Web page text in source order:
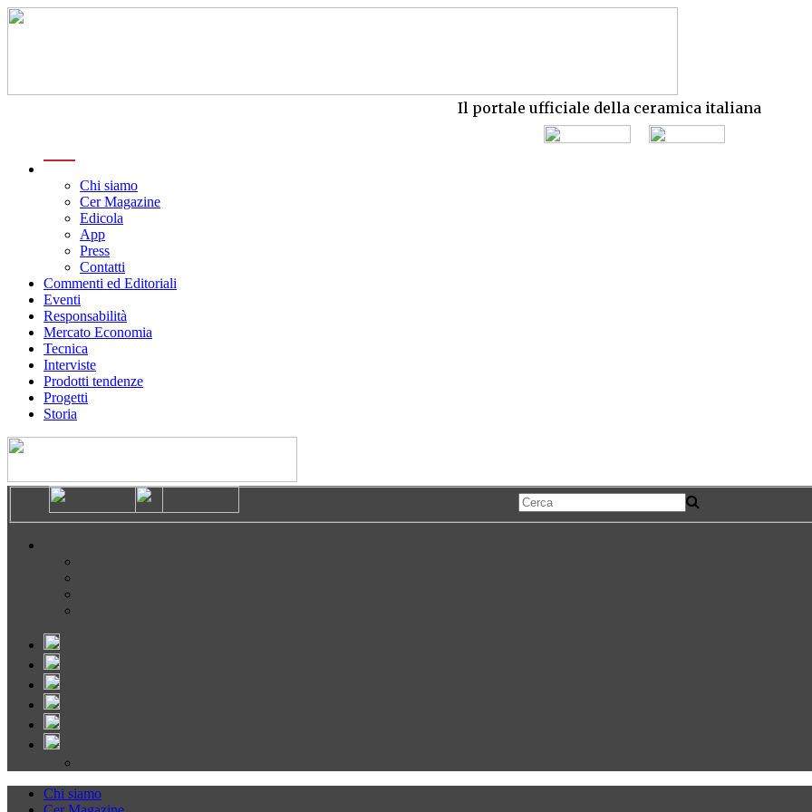
Il portale ufficiale della ceramica italiana
Chi siamo
Cer Magazine
Edicola
App
Press
Contatti
Commenti ed Editoriali
Eventi
Responsabilità
Mercato Economia
Tecnica
Interviste
Prodotti tendenze
Progetti
Storia
Chi siamo